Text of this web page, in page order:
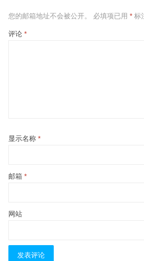
您的邮箱地址不会被公开。 必填项已用 *标
评论 *
显示名称 *
邮箱 *
网站